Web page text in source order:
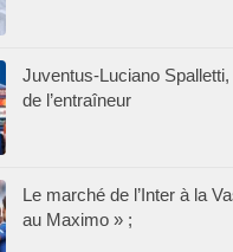
Juventus-Luciano Spalletti,
de l’entraîneur
Le marché de l’Inter à la
au Maximo » ;